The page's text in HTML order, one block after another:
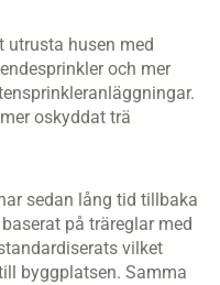
utrusta husen med
och mer
oskyddat trä
har sedan lång tid tillbaka
på träreglar med
vilket
byggplatsen. Samma